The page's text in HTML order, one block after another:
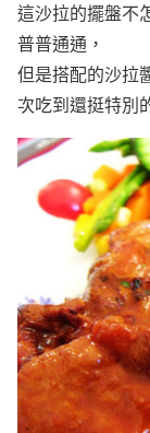
這沙拉的擺盤不
普普通通，
但是搭配的沙拉
次吃到還挺特別